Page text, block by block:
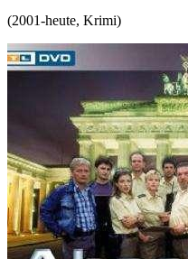
(2001-heute, Krimi)